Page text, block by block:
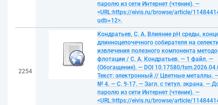
паролю из сети Интернет (чтение). —
<URL:https://eivis.ru/browse/article/
udb=12>.
2254
Кондратьев, С. А. Влияние рН среды,
длинноцепочечного собирателя на
извлечения полезного компонента
флотации / С. А. Кондратьев. — 1 файл. —
(Обогащение). — DOI 10.17580/
Текст: электронный // Цветные металлы.
№ 4. — С. 9-17. — Загл. с титул. экрана. —
паролю из сети Интернет (чтение). —
<URL:https://eivis.ru/browse/article/